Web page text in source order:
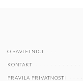
O SAVJETNICI
KONTAKT
PRAVILA PRIVATNOSTI